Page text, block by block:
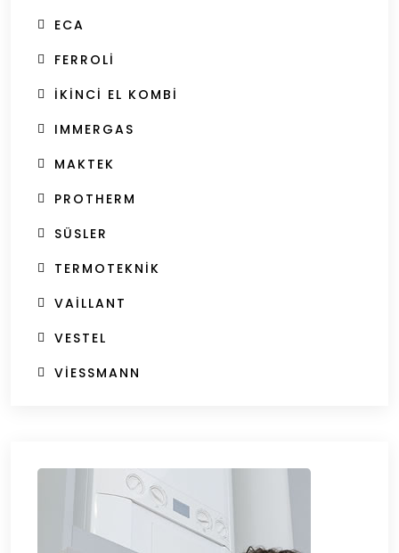
ECA
FERROLI
İKINCI EL KOMBI
IMMERGAS
MAKTEK
PROTHERM
SÜSLER
TERMOTEKNIK
VAILLANT
VESTEL
VIESSMANN